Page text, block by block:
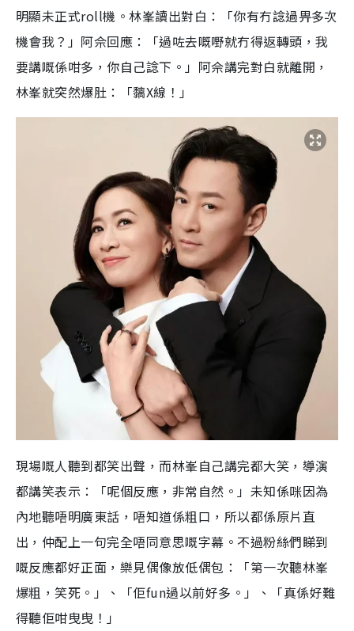
8
.
3
%
a
i
n
n
e
e
明顯未正式roll機。林峯讀出對白：「你有冇諗過畀多次
機會我？」阿佘回應：「過咗去嘅嘢就冇得返轉頭，我
要講嘅係咁多，你自己諗下。」阿佘講完對白就離開，
林峯就突然爆肚：「黐X線！」
現場嘅人聽到都笑出聲，而林峯自己講完都大笑，導演
都講笑表示：「呢個反應，非常自然。」未知係咪因為
內地聽唔明廣東話，唔知道係粗口，所以都係原片直
出，仲配上一句完全唔同意思嘅字幕。不過粉絲們睇到
嘅反應都好正面，樂見偶像放低偶包：「第一次聽林峯
爆粗，笑死。」、「佢fun過以前好多。」、「真係好難
得聽佢咁曳曳！」